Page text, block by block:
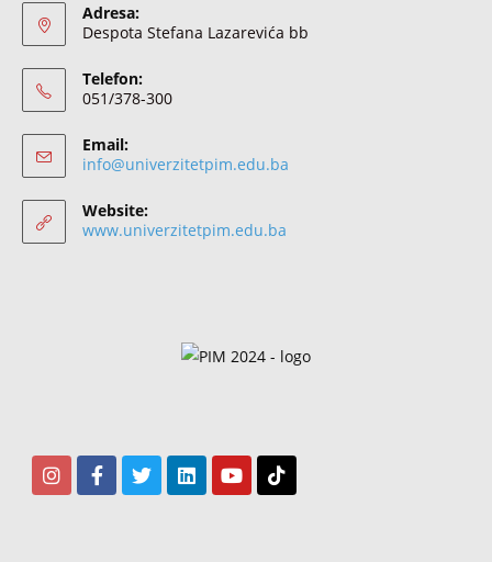
Adresa:
Despota Stefana Lazarevića bb
Telefon:
051/378-300
Email:
info@univerzitetpim.edu.ba
Website:
www.univerzitetpim.edu.ba